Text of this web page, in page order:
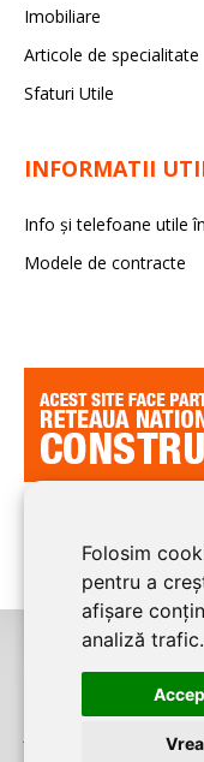
Folosim
pentru a
afișare
analiză trafic.
Imobiliare
Articole de specialitate
Sfaturi Utile
INFORMATII
Info și telefoane utile
Modele de contracte
CLUJ CONSTRUCT
firme. Proiect digital
J12/4191/2006, RO19492087